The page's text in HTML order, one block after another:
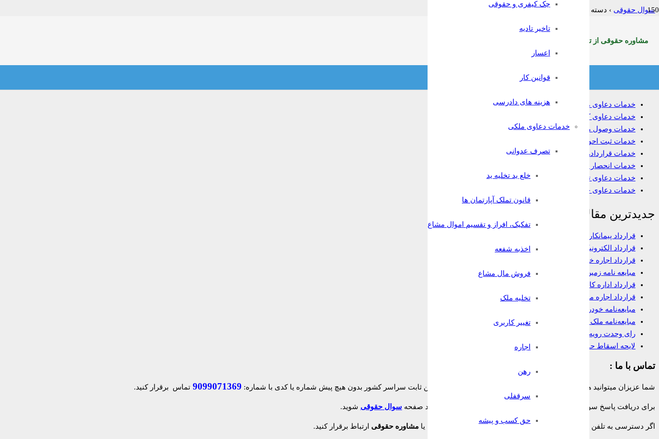
مشاوره حقوقی از تلفن ثابت سراسرکشوربا شماره:9099071369
چک کیفری و حقوقی
تاخیر تادیه
اعسار
قوانین کار
هزینه های دادرسی
خدمات دعاوی ملکی
تصرف عدوانی
خلع ید تخلیه ید
قانون تملک آپارتمان ها
تفکیک، افراز و تقسیم اموال مشاع
اخذبه شفعه
فروش مال مشاع
تخلیه ملک
تغییر کاربری
اجاره
رهن
سرقفلی
حق کسب و پیشه
سوال حقوقی › دسته بندی: خدمات دعاوی ملکی
بدون پاسخ
متاسفانه موردی یافت نشد
خدمات دعاوی ملکی
خدمات دعاوی کیفری
خدمات وصول مطالبات
خدمات ثبت احوال
خدمات قراردادها
خدمات انحصار وراثت
خدمات دعاوی تجاری
خدمات دعاوی خانواده
جدیدترین مقالات
قرارداد پیمانکاری
قرارداد الکترونیک وکالت
قرارداد اجاره خانه
مبایعه نامه زمین
قرارداد اداره کار
قرارداد اجاره مغازه
مبایعه‌نامه خودرو
مبایعه‌نامه ملک تجاری
رای وحدت رویه در مورد شرط داوری
لایحه اسقاط حق
تماس با ما :
شما عزیزان میتوانید همه روزه و به صورت 24 ساعته حتی ایام تعطیل از تلفن ثابت سراسر کشور بدون هیچ پیش شماره یا کدی با شماره: 9099071369 تماس برقرار کنید.
برای دریافت پاسخ سوالات حقوقی خود به صورت با وکیل پایه یک وارد صفحه سوال حقوقی شوید.
اگر دسترسی به تلفن ثابت ندارید میتوانید پس از پرداخت هزینه با یا مشاوره حقوقی ارتباط برقرار کنید.